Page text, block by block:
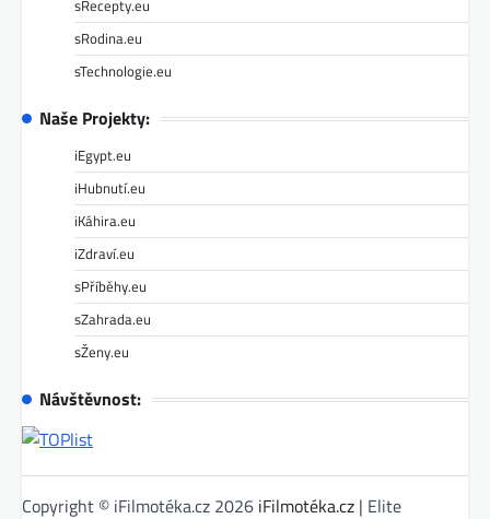
sRecepty.eu
sRodina.eu
sTechnologie.eu
Naše Projekty:
iEgypt.eu
iHubnutí.eu
iKáhira.eu
iZdraví.eu
sPříběhy.eu
sZahrada.eu
sŽeny.eu
Návštěvnost:
Copyright © iFilmotéka.cz 2026 iFilmotéka.cz | Elite